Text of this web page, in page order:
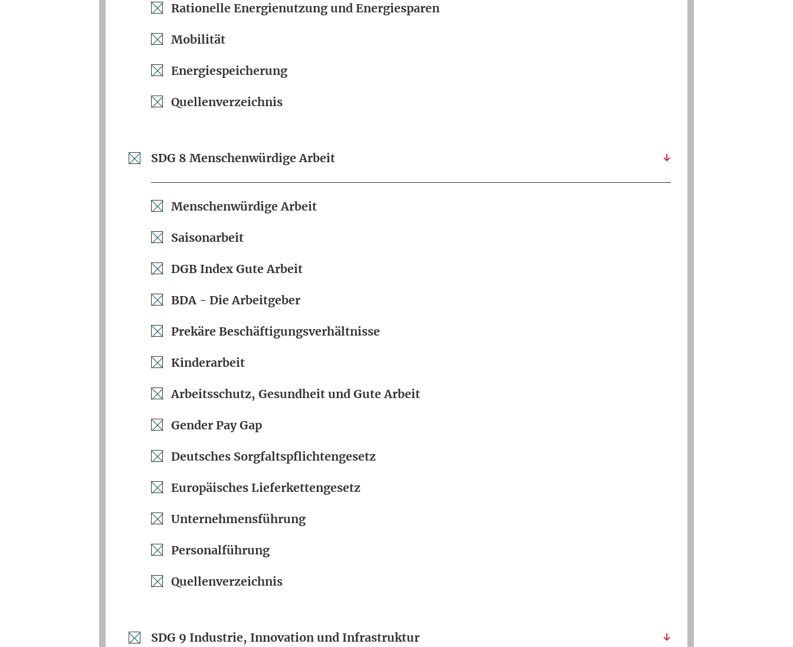
Rationelle Energienutzung und Energiesparen
Mobilität
Energiespeicherung
Quellenverzeichnis
SDG 8 Menschenwürdige Arbeit
Menschenwürdige Arbeit
Saisonarbeit
DGB Index Gute Arbeit
BDA - Die Arbeitgeber
Prekäre Beschäftigungsverhältnisse
Kinderarbeit
Arbeitsschutz, Gesundheit und Gute Arbeit
Gender Pay Gap
Deutsches Sorgfaltspflichtengesetz
Europäisches Lieferkettengesetz
Unternehmensführung
Personalführung
Quellenverzeichnis
SDG 9 Industrie, Innovation und Infrastruktur